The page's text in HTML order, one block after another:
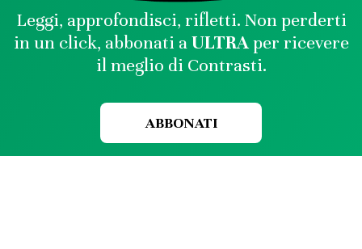
Leggi, approfondisci, rifletti. Non perderti
in un click, abbonati aULTRAper ricevere
il meglio di Contrasti.
ABBONATI